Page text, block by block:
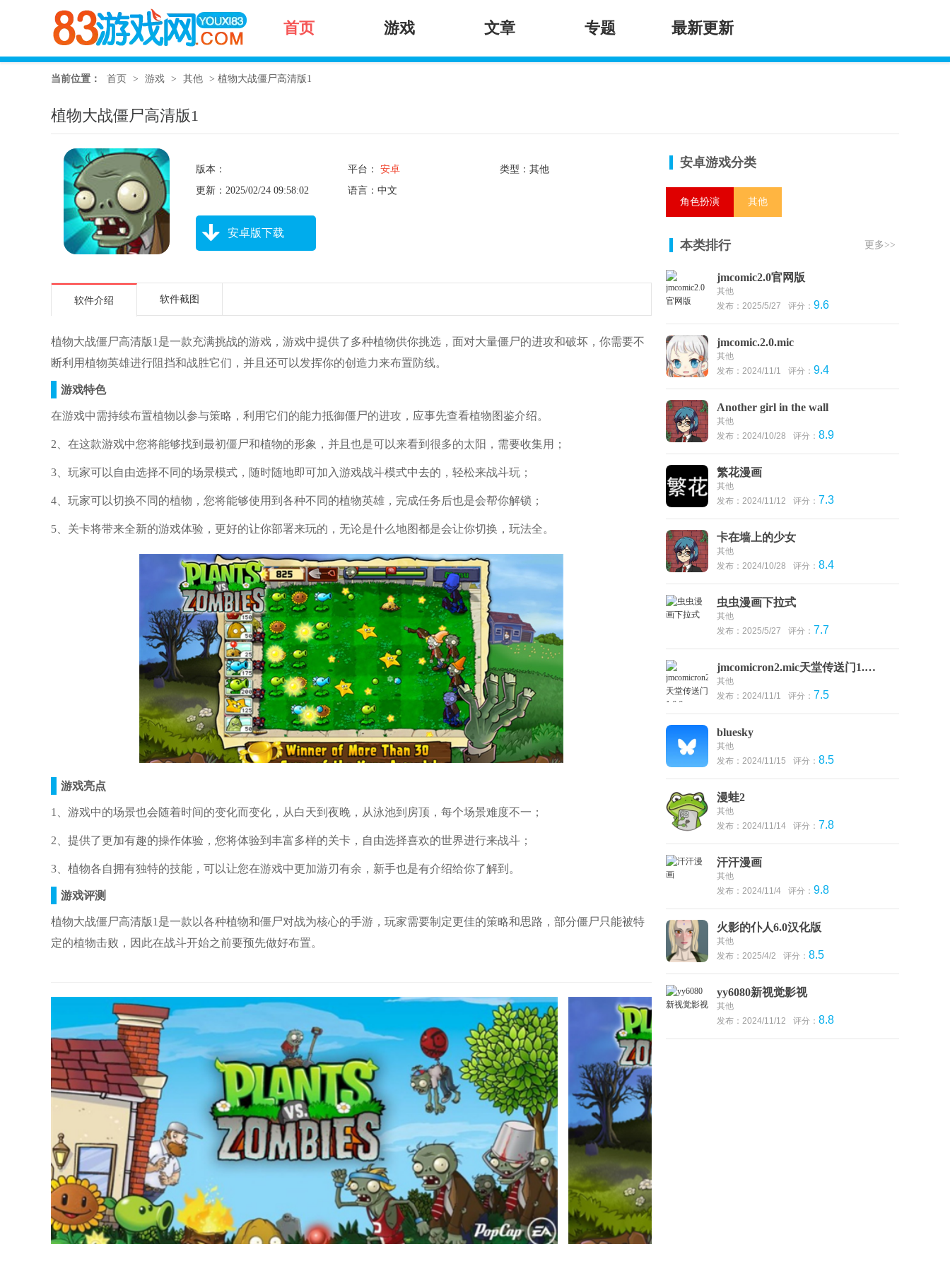
首页 游戏 文章 专题 最新更新
当前位置： 首页 > 游戏 > 其他 > 植物大战僵尸高清版1
植物大战僵尸高清版1
版本： 平台： 安卓
类型：其他
更新：2025/02/24 09:58:02
语言：中文
安卓版下载
软件介绍 软件截图
植物大战僵尸高清版1是一款充满挑战的游戏，游戏中提供了多种植物供你挑选，面对大量僵尸的进攻和破坏，你需要不
断利用植物英雄进行阻挡和战胜它们，并且还可以发挥你的创造力来布置防线。
游戏特色
在游戏中需持续布置植物以参与策略，利用它们的能力抵御僵尸的进攻，应事先查看植物图鉴介绍。
2、在这款游戏中您将能够找到最初僵尸和植物的形象，并且也是可以来看到很多的太阳，需要收集用；
3、玩家可以自由选择不同的场景模式，随时随地即可加入游戏战斗模式中去的，轻松来战斗玩；
4、玩家可以切换不同的植物，您将能够使用到各种不同的植物英雄，完成任务后也是会帮你解锁；
5、关卡将带来全新的游戏体验，更好的让你部署来玩的，无论是什么地图都是会让你切换，玩法全。
游戏亮点
1、游戏中的场景也会随着时间的变化而变化，从白天到夜晚，从泳池到房顶，每个场景难度不一；
2、提供了更加有趣的操作体验，您将体验到丰富多样的关卡，自由选择喜欢的世界进行来战斗；
3、植物各自拥有独特的技能，可以让您在游戏中更加游刃有余，新手也是有介绍给你了解到。
游戏评测
植物大战僵尸高清版1是一款以各种植物和僵尸对战为核心的手游，玩家需要制定更佳的策略和思路，部分僵尸只能被特
定的植物击败，因此在战斗开始之前要预先做好布置。
安卓游戏分类
角色扮演 其他
本类排行 更多>>
jmcomic2.0官网版
其他
发布：2025/5/27
评分： 9.6
jmcomic.2.0.mic
其他
发布：2024/11/1
评分： 9.4
Another girl in the wall
其他
发布：2024/10/28
评分： 8.9
繁花漫画
其他
发布：2024/11/12
评分： 7.3
卡在墙上的少女
其他
发布：2024/10/28
评分： 8.4
虫虫漫画下拉式
其他
发布：2025/5/27
评分： 7.7
jmcomicron2.mic天堂传送门1.6.6
其他
发布：2024/11/1
评分： 7.5
bluesky
其他
发布：2024/11/15
评分： 8.5
漫蛙2
其他
发布：2024/11/14
评分： 7.8
汗汗漫画
其他
发布：2024/11/4
评分： 9.8
火影的仆人6.0汉化版
其他
发布：2025/4/2
评分： 8.5
yy6080新视觉影视
其他
发布：2024/11/12
评分： 8.8